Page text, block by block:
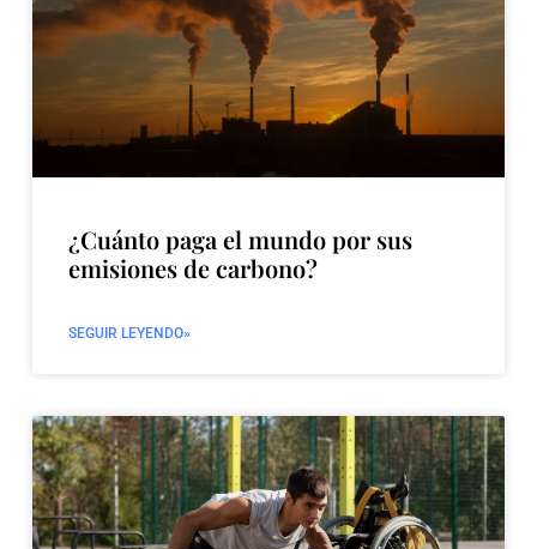
¿Cuánto paga el mundo por sus
emisiones de carbono?
SEGUIR LEYENDO»